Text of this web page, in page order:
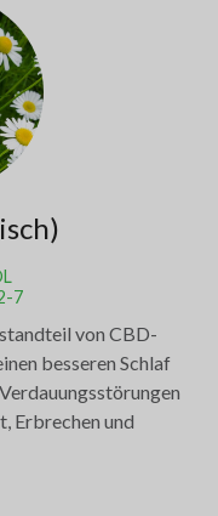
7
von CBD-
besseren Schlaf
Erbrechen und